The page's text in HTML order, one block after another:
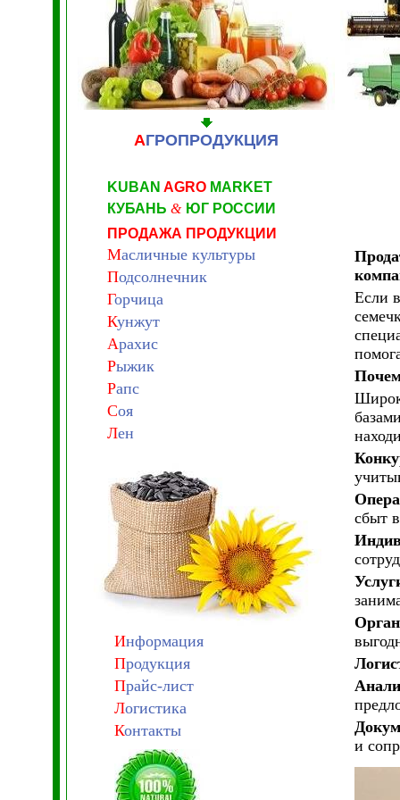
АГРОПРОДУКЦИЯ
KUBAN AGRO MARKET
КУБАНЬ & ЮГ РОССИИ
ПРОДАЖА ПРОДУКЦИИ
Масличные культуры
Подсолнечник
Горчица
Кунжут
Арахис
Рыжик
Рапс
Соя
Лен
Информация
Продукция
Прайс-лист
Логистика
Контакты
Если
сбыт
и